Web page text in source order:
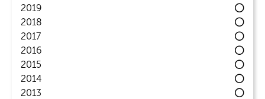
2019
2018
2017
2016
2015
2014
2013